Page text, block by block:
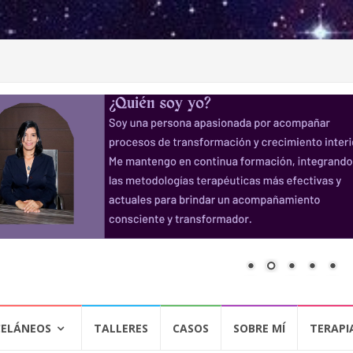
TALLERES CASOS SOBRE MÍ